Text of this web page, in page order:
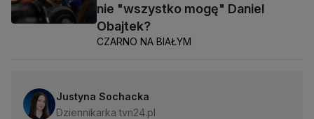
nie "wszystko mogę" Daniel
Obajtek?
CZARNO NA BIAŁYM
Justyna Sochacka
Dziennikarka tvn24.pl